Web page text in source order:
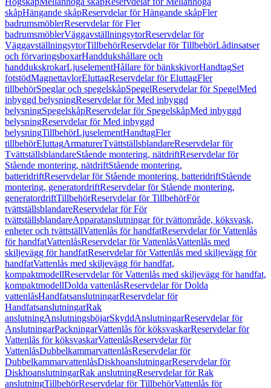
skåpHängande skåpReservdelar för Hängande skåpFler
badrumsmöblerReservdelar för Fler
badrumsmöblerVäggavställningsytorReservdelar för
VäggavställningsytorTillbehörReservdelar för TillbehörLådinsatser
och förvaringsboxarHanddukshållare och
handdukskrokarLjuselementHållare för bänkskivorHandtagSet
fotstödMagnettavlorEluttagReservdelar för EluttagFler
tillbehörSpeglar och spegelskåpSpegelReservdelar för SpegelMed
inbyggd belysningReservdelar för Med inbyggd
belysningSpegelskåpReservdelar för SpegelskåpMed inbyggd
belysningReservdelar för Med inbyggd
belysningTillbehörLjuselementHandtagFler
tillbehörEluttagArmaturerTvättställsblandareReservdelar för
TvättställsblandareStående montering, nätdriftReservdelar för
Stående montering, nätdriftStående montering,
batteridriftReservdelar för Stående montering, batteridriftStående
montering, generatordriftReservdelar för Stående montering,
generatordriftTillbehörReservdelar för TillbehörFör
tvättställsblandareReservdelar för För
tvättställsblandareApparatanslutningar för tvättområde, köksvask,
enheter och tvättställVattenlås för handfatReservdelar för Vattenlås
för handfatVattenlåsReservdelar för VattenlåsVattenlås med
skiljevägg för handfatReservdelar för Vattenlås med skiljevägg för
handfatVattenlås med skiljevägg för handfat,
kompaktmodellReservdelar för Vattenlås med skiljevägg för handfat,
kompaktmodellDolda vattenlåsReservdelar för Dolda
vattenlåsHandfatsanslutningarReservdelar för
HandfatsanslutningarRak
anslutningAnslutningsböjarSkyddAnslutningarReservdelar för
AnslutningarPackningarVattenlås för köksvaskarReservdelar för
Vattenlås för köksvaskarVattenlåsReservdelar för
VattenlåsDubbelkammarvattenlåsReservdelar för
DubbelkammarvattenlåsDiskhoanslutningarReservdelar för
DiskhoanslutningarRak anslutningReservdelar för Rak
anslutningTillbehörReservdelar för TillbehörVattenlås för